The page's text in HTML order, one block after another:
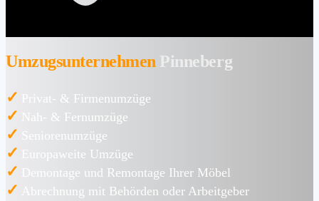
Umzugsunternehmen Pinneberg
✓ Privat- & Firmenumzüge
✓ Nah- & Fernumzüge
✓ Seniorenumzüge
✓ Europaweite Umzüge
✓ Demontage und Remontage Ihrer Möbel
✓ Abrechnung mit Behörden oder Arbeitgeber